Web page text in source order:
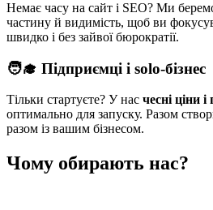
Немає часу на сайт і SEO? Ми
частину й видимість, щоб ви
швидко і без зайвої бюрократії.
🧑‍🎓 Підприємці і solo-бізнес
Тільки стартуєте? У нас чесні ціни
оптимально для запуску. Разом
разом із вашим бізнесом.
Чому обирають нас?